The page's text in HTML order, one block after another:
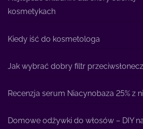
kosmetykach
Kiedy iść do kosmetologa
Jak wybrać dobry filtr
Recenzja serum Niacynobaza 25% z
Domowe odżywki do włosów – DIY